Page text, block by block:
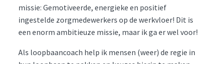
missie: Gemotiveerde, energieke en positief
ingestelde zorgmedewerkers op de werkvloer! Dit is
een enorm ambitieuze missie, maar ik ga er wel voor!
Als loopbaancoach help ik mensen (weer) de regie in